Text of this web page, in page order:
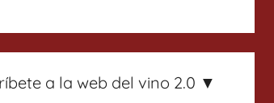
a la web del vino 2.0 ▼